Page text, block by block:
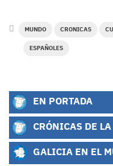
MUNDO CRONICAS
ESPAÑOLES
EN PORTADA
CRÓNICAS DE
GALICIA EN EL